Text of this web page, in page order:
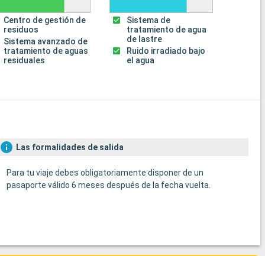
Centro de gestión de
residuos
Sistema avanzado de
tratamiento de aguas
residuales
Sistema de
tratamiento de agua
de lastre
Ruido irradiado bajo
el agua
Las formalidades de salida
Para tu viaje debes obligatoriamente disponer de un
pasaporte válido 6 meses después de la fecha vuelta.